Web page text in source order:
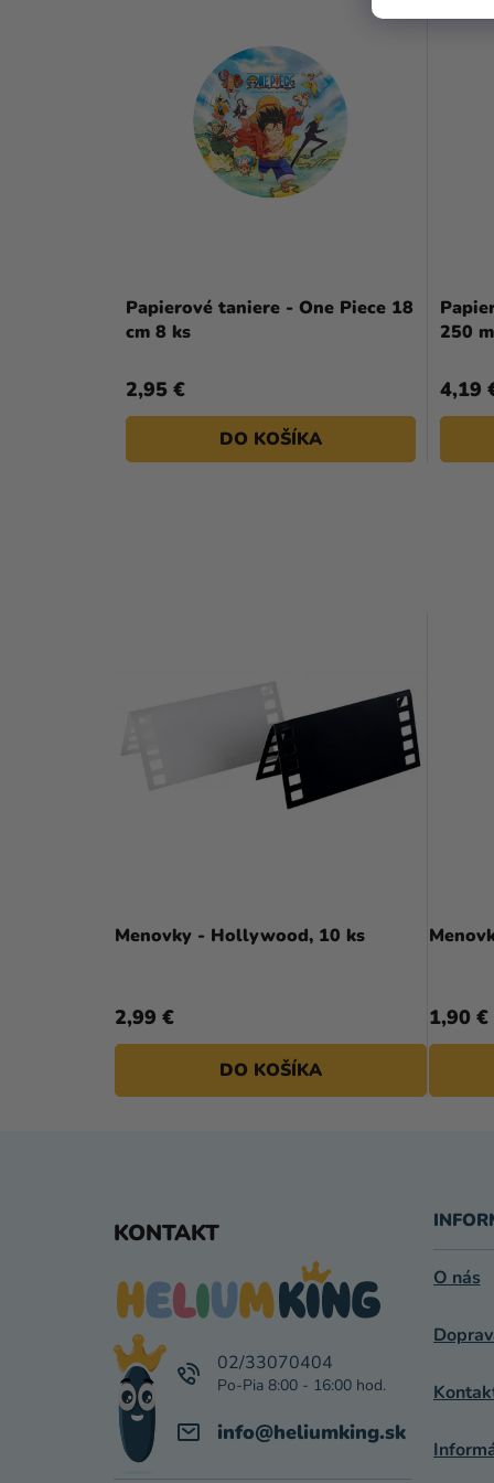
Papierové taniere - One Piece 18
cm 8 ks
2,95 €
DO KOŠÍKA
250
4,19
Menovky - Hollywood, 10 ks
2,99 €
DO KOŠÍKA
1,90 €
KONTAKT
info@heliumking.sk
02/33070404
O nás